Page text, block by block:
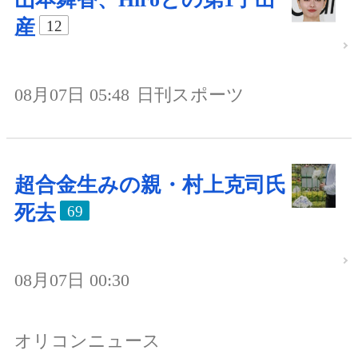
産
12
08月07日 05:48 日刊スポーツ
超合金生みの親・村上克司氏
死去
69
08月07日 00:30
オリコンニュース